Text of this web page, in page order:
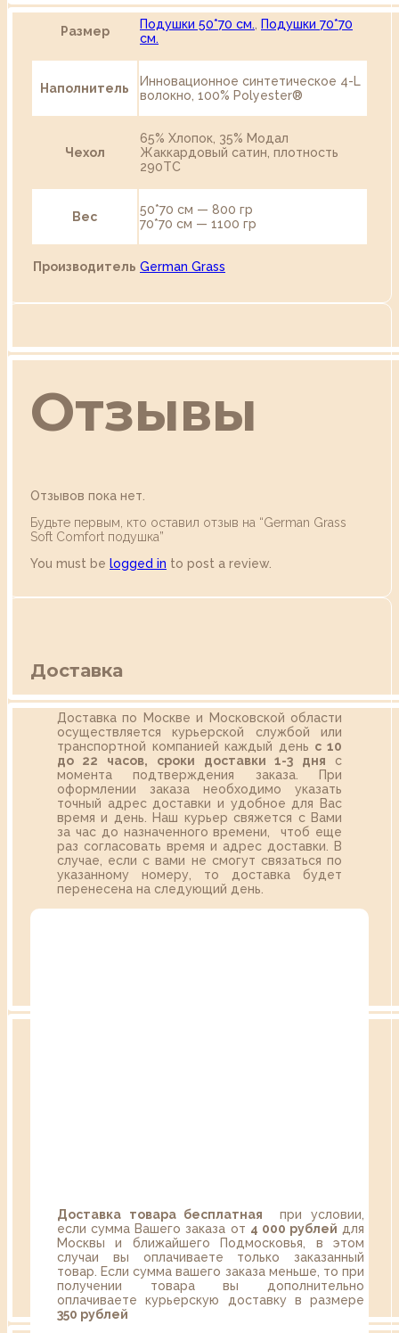
Размер Подушки 50*70 см.
Подушки 70*70
см.
Наполнитель
Инновационное синтетическое 4-L
волокно, 100% Polyester®
Чехол
65% Хлопок, 35% Модал
Жаккардовый сатин, плотность
290TC
Вес
50*70 см — 800 гр
70*70 см — 1100 гр
Производитель German Grass
Отзывы
Отзывов пока нет.
Будьте первым, кто оставил отзыв на “German Grass
Soft Comfort подушка”
You must be logged in to post a review.
Доставка
Доставка по Москве и Московской области
осуществляется курьерской службой или
транспортной компанией каждый день с 10
до 22 часов,
сроки доставки 1-3 дня с
момента подтверждения заказа. При
оформлении заказа необходимо указать
точный адрес доставки и удобное для Вас
время и день. Наш курьер свяжется с Вами
за час до назначенного времени, чтоб еще
раз согласовать время и адрес доставки. В
случае, если с вами не смогут связаться по
указанному номеру, то доставка будет
перенесена на следующий день.
Доставка товара бесплатная при условии,
если сумма Вашего заказа от 4 000 рублей для
Москвы и ближайшего Подмосковья, в этом
случаи вы оплачиваете только заказанный
товар. Если сумма вашего заказа меньше, то при
получении товара вы дополнительно
оплачиваете курьерскую доставку в размере
350 рублей